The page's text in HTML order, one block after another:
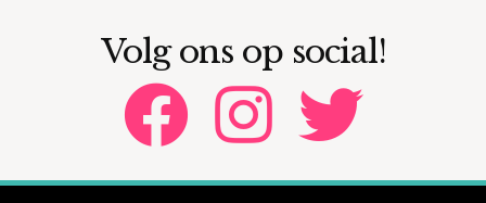
Volg ons op social!